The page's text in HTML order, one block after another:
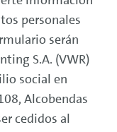
personales
serán
S.A. (VWR)
social en
Alcobendas
cedidos al